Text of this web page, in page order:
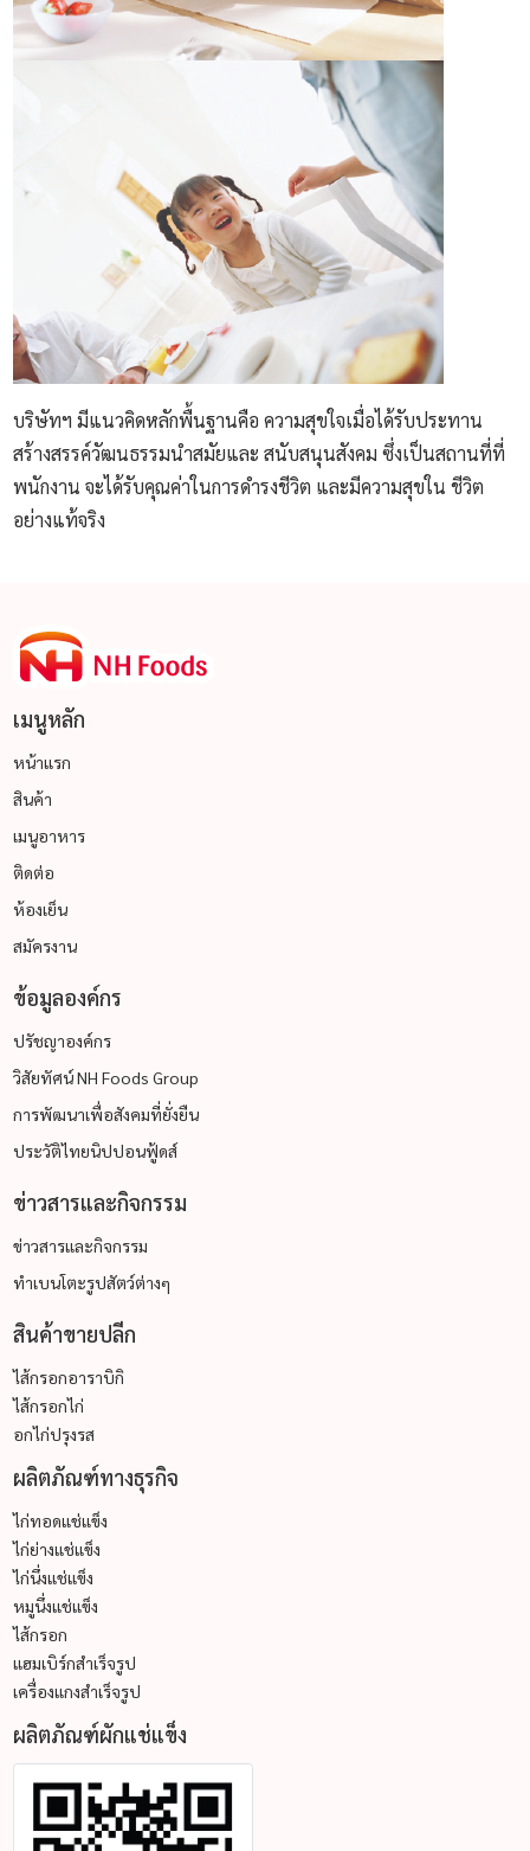
บริษัทฯ มีแนวคิดหลักพื้นฐานคือ ความสุขใจเมื่อได้รับประทาน
สร้างสรรค์วัฒนธรรมนำสมัยและ สนับสนุนสังคม ซึ่งเป็นสถานที่ที่
พนักงาน จะได้รับคุณค่าในการดำรงชีวิต และมีความสุขใน ชีวิต
อย่างแท้จริง
เมนูหลัก
หน้าแรก
สินค้า
เมนูอาหาร
ติดต่อ
ห้องเย็น
สมัครงาน
ข้อมูลองค์กร
ปรัชญาองค์กร
วิสัยทัศน์ NH Foods Group
การพัฒนาเพื่อสังคมที่ยั่งยืน
ประวัติไทยนิปปอนฟู้ดส์
ข่าวสารและกิจกรรม
ข่าวสารและกิจกรรม
ทำเบนโตะรูปสัตว์ต่างๆ
สินค้าขายปลีก
ไส้กรอกอาราบิกิ
ไส้กรอกไก่
อกไก่ปรุงรส
ผลิตภัณฑ์ทางธุรกิจ
ไก่ทอดแช่แข็ง
ไก่ย่างแช่แข็ง
ไก่นึ่งแช่แข็ง
หมูนึ่งแช่แข็ง
ไส้กรอก
แฮมเบิร์กสำเร็จรูป
เครื่องแกงสำเร็จรูป
ผลิตภัณฑ์ผักแช่แข็ง